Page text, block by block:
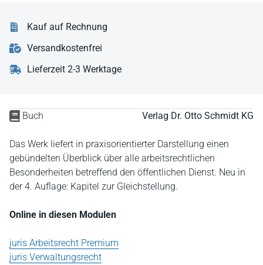
Buch Verlag Dr. Otto Schmidt KG
Das Werk liefert in praxisorientierter Darstellung einen
gebündelten Überblick über alle arbeitsrechtlichen
Besonderheiten betreffend den öffentlichen Dienst. Neu in
der 4. Auflage: Kapitel zur Gleichstellung.
Online in diesen Modulen
juris Arbeitsrecht Premium
juris Verwaltungsrecht
Kauf auf Rechnung
Versandkostenfrei
Lieferzeit 2-3 Werktage